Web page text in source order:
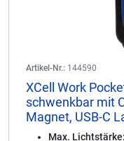
Artikel-Nr.: 144590
XCell Work
schwenkbar mit
Magnet, USB-C
Max. Lichtstärke: